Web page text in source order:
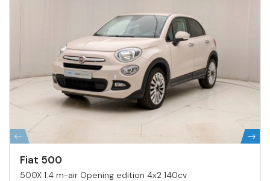
Fiat 500
500X 1.4 m-air Opening edition 4x2 140cv